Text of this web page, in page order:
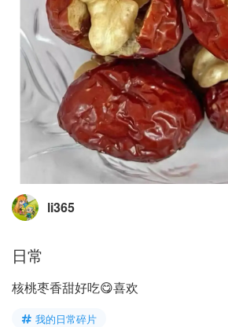
li365
日常
核桃枣香甜好吃😋喜欢
我的日常碎片